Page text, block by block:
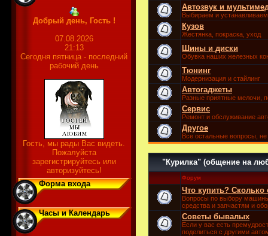
Добрый день, Гость !
07.08.2026
21:13
Сегодня пятница - последний
рабочий день
Гость, мы рады Вас видеть.
Пожалуйста
зарегистрируйтесь или
авторизуйтесь!
Форма входа
Часы и Календарь
Автозвук и
Выбираем и устанавливаем
Кузов
Жестянка, покраска, уход
Шины и диски
Обувка наших железных
Тюнинг
Модернизация и стайлинг
Автогаджеты
Разные приятные мелочи,
Сервис
Ремонт и обслуживание
Другое
Все остальные вопросы,
"Курилка" (общение на
Форум
Что купить? Сколько
Вопросы по выбору
средства и запчастям и
Советы бывалых
Если у вас есть
поделиться с другими